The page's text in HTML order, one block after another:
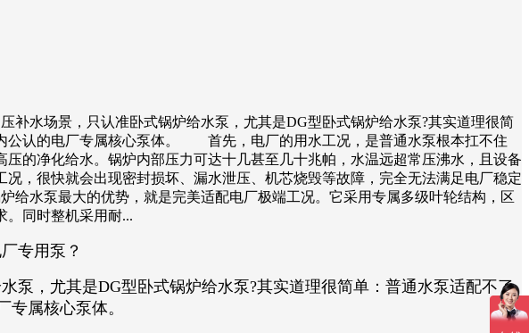
场景，只认准卧式锅炉给水泵，尤其是DG型卧式锅炉给水泵?其实道理很简
公认的电厂专属核心泵体。​ 首先，电厂的用水工况，是普通水泵根本扛不住
的净化给水。锅炉内部压力可达十几甚至几十兆帕，水温远超常压沸水，且设备
，很快就会出现密封损坏、漏水泄压、机芯烧毁等故障，完全无法满足电厂稳定
泵最大的优势，就是完美适配电厂极端工况。它采用专属多级叶轮结构，区
。同时整机采用耐...
专用泵？
，尤其是DG型卧式锅炉给水泵?其实道理很简单：普通水泵适配不了
属核心泵体。​